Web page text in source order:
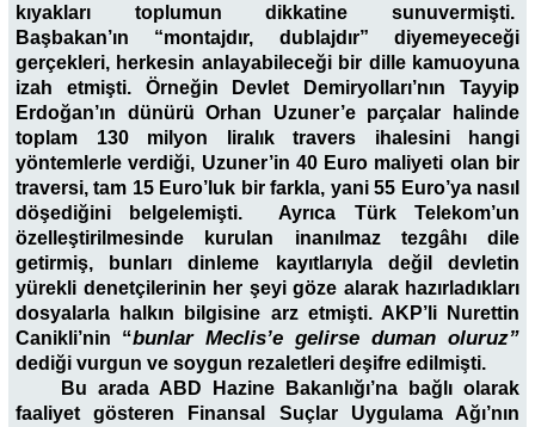
kıyakları toplumun dikkatine sunuvermişti.
Başbakan’ın “montajdır, dublajdır” diyemeyeceği
gerçekleri, herkesin anlayabileceği bir dille kamuoyuna
izah etmişti. Örneğin Devlet Demiryolları’nın Tayyip
Erdoğan’ın dünürü Orhan Uzuner’e parçalar halinde
toplam 130 milyon liralık travers ihalesini hangi
yöntemlerle verdiği, Uzuner’in 40 Euro maliyeti olan bir
traversi, tam 15 Euro’luk bir farkla, yani 55 Euro’ya nasıl
döşediğini belgelemişti. Ayrıca Türk Telekom’un
özelleştirilmesinde kurulan inanılmaz tezgâhı dile
getirmiş, bunları dinleme kayıtlarıyla değil devletin
yürekli denetçilerinin her şeyi göze alarak hazırladıkları
dosyalarla halkın bilgisine arz etmişti. AKP’li Nurettin
Canikli’nin “bunlar Meclis’e gelirse duman oluruz”
dediği vurgun ve soygun rezaletleri deşifre edilmişti.
Bu arada ABD Hazine Bakanlığı’na bağlı olarak
faaliyet gösteren Finansal Suçlar Uygulama Ağı’nın